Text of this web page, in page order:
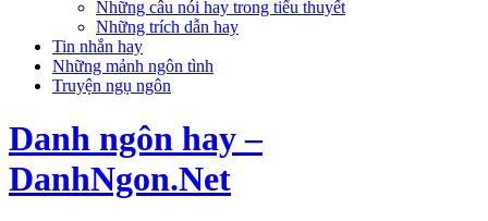
Những câu nói hay trong tiểu thuyết
Những trích dẫn hay
Tin nhắn hay
Những mảnh ngôn tình
Truyện ngụ ngôn
Danh ngôn hay –
DanhNgon.Net